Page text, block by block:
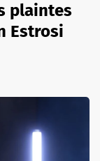
plaintes
Estrosi